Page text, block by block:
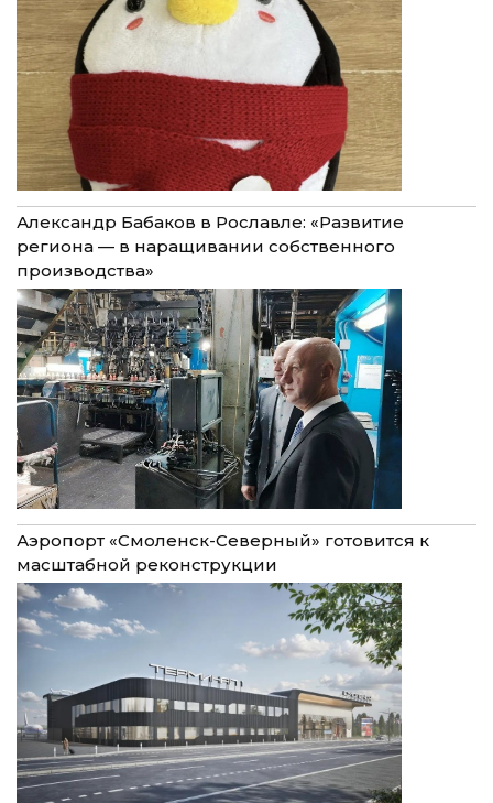
Александр Бабаков в Рославле: «Развитие
региона — в наращивании собственного
производства»
Аэропорт «Смоленск-Северный» готовится к
масштабной реконструкции